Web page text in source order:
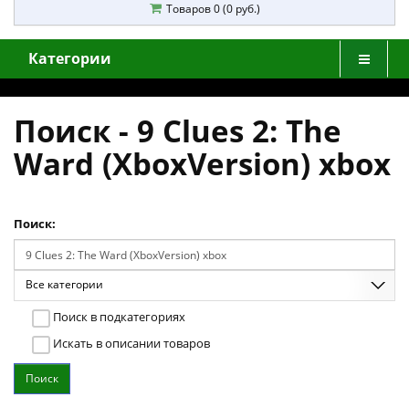
Товаров 0 (0 руб.)
Категории
Поиск - 9 Clues 2: The
Ward (XboxVersion) xbox
Поиск:
Все категории
Поиск в подкатегориях
Искать в описании товаров